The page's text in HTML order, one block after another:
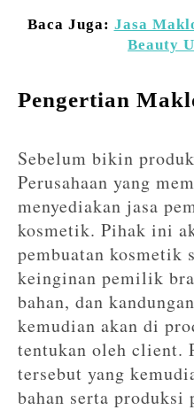
Baca Juga: Jasa
Beauty
Pengertian
Sebelum bikin
Perusahaan yang
menyediakan jasa
kosmetik. Pihak ini
pembuatan kosmetik
keinginan pemilik
bahan, dan
kemudian akan di
tentukan oleh client.
tersebut yang
bahan serta produksi